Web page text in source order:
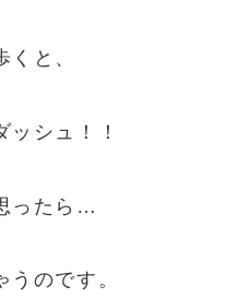
と、
シュ！！
ったら…
のです。